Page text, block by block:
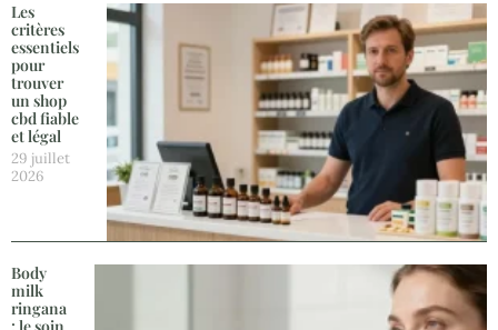
Les
critères
essentiels
pour
trouver
un shop
cbd fiable
et légal
29 juillet
2026
Body
milk
ringana